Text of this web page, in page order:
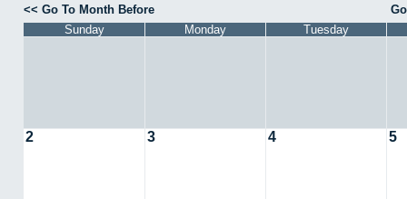
<< Go To Month Before
Sunday
Monday Tuesday
2 3 4 5